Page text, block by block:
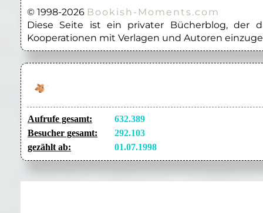
© 1998-2026 Bookish-Moments.com
Diese Seite ist ein privater Bücherblog, der
Kooperationen mit Verlagen und Autoren
Aufrufe gesamt:
632.389
Besucher gesamt:
292.103
gezählt ab:
01.07.1998